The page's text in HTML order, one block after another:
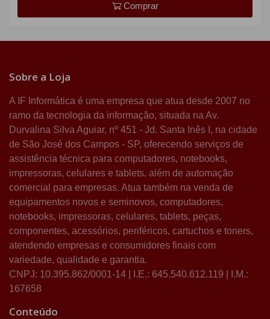
Comprar
Sobre a Loja
A IF Informática é uma empresa que atua desde 2007 no
ramo da tecnologia da informação, situada na Av.
Durvalina Silva Aguiar, nº 451 - Jd. Santa Inês I, na cidade
de São José dos Campos - SP, oferecendo serviços de
assistência técnica para computadores, notebooks,
impressoras, celulares e tablets, além de automação
comercial para empresas. Atua também na venda de
equipamentos novos e seminovos, computadores,
notebooks, impressoras, celulares, tablets, peças,
componentes, acessórios, periféricos, cartuchos e toners,
atendendo empresas e consumidores finais com
variedade, qualidade e garantia.
CNPJ: 10.395.862/0001-14 | I.E.: 645.540.612.119 | I.M.:
167658
Conteúdo